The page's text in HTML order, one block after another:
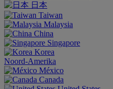
日本
Taiwan
Malaysia
China
Singapore
Korea
Noord-Amerika
México
Canada